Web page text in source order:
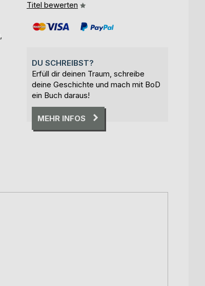
Titel bewerten
DU SCHREIBST?
Erfüll dir deinen Traum, schreibe
deine Geschichte und mach mit BoD
ein Buch daraus!
MEHR INFOS